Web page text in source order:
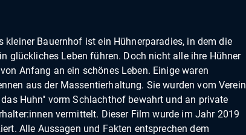
kleiner Bauernhof ist ein Hühnerparadies, in dem die
glückliches Leben führen. Doch nicht alle ihre Hühner
Anfang an ein schönes Leben. Einige waren
aus der Massentierhaltung. Sie wurden vom Verein
das Huhn" vorm Schlachthof bewahrt und an private
vermittelt. Dieser Film wurde im Jahr 2019
Alle Aussagen und Fakten entsprechen dem